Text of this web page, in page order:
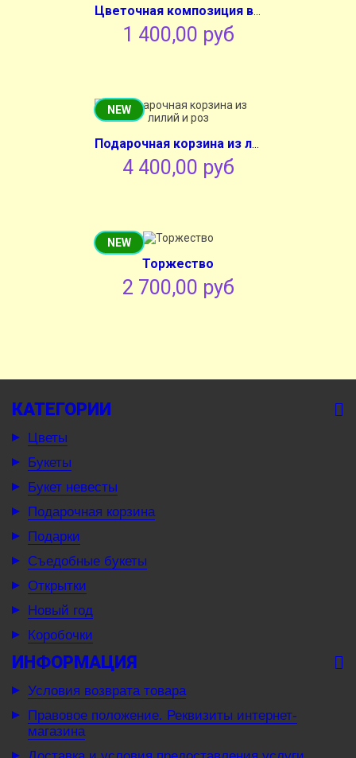
1 400,00 руб
NEW
4 400,00 руб
NEW
Торжество
2 700,00 руб
КАТЕГОРИИ
Цветы
Букеты
Букет невесты
Подарочная корзина
Подарки
Съедобные букеты
Открытки
Новый год
Коробочки
ИНФОРМАЦИЯ
Условия возврата товара
Правовое положение. Реквизиты интернет-
магазина